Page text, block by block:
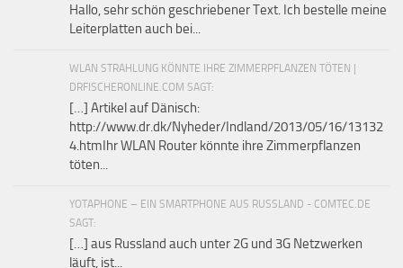
Hallo, sehr schön geschriebener Text. Ich bestelle meine
Leiterplatten auch bei...
WLAN STRAHLUNG KÖNNTE IHRE ZIMMERPFLANZEN TÖTEN |
DRFISCHERONLINE.COM SAGT:
[…] Artikel auf Dänisch:
http://www.dr.dk/Nyheder/Indland/2013/05/16/13132
4.htmIhr WLAN Router könnte ihre Zimmerpflanzen
töten...
YOTAPHONE – EIN SMARTPHONE AUS RUSSLAND - COMTEC.DE
SAGT:
[…] aus Russland auch unter 2G und 3G Netzwerken
läuft, ist...